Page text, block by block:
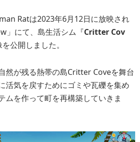
Ratは2023年6月12日に放映され
」にて、島生活シム『Critter Cov
公開しました。
然が残る熱帯の島Critter Coveを舞台
活気を戻すためにゴミや瓦礫を集め
ムを作って町を再構築していきま